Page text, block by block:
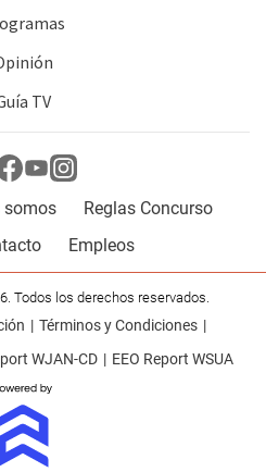
TV
somos
Reglas Concurso
Empleos
Todos los derechos reservados.
Términos y Condiciones
WJAN-CD EEO Report WSUA